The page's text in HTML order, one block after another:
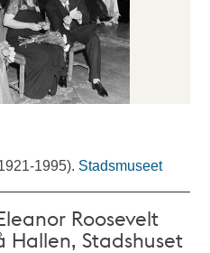
1995). Stadsmuseet
Roosevelt
Hallen, Stadshuset